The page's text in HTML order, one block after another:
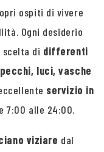
ospiti di vivere
Ogni desiderio
scelta di differenti
luci, vasche
servizio in
alle 24:00.
viziare dal